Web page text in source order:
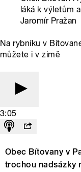
láká k výletům
Jaromír Pražan
Na rybníku v
můžete i v zimě
3:05
Obec Bítovany v
trochou nadsázky